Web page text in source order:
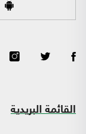
القائمة البريدية